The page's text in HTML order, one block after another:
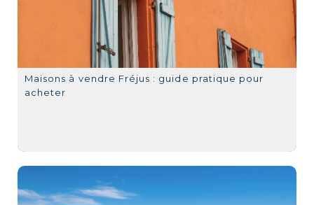
Maisons à vendre Fréjus : guide pratique pour
acheter